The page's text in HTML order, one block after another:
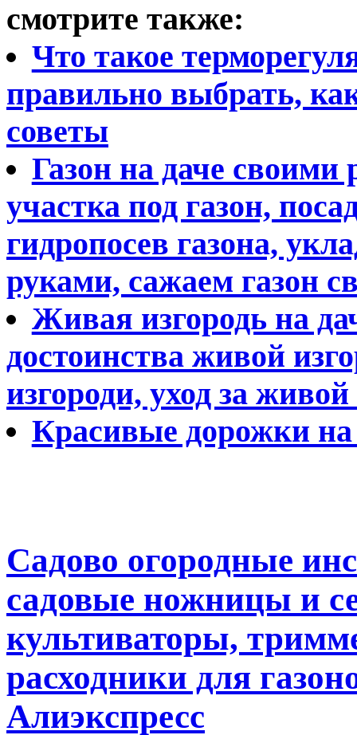
смотрите также:
Что такое
правильно выбрать,
советы
Газон на даче
участка под газон,
гидропосев газона,
руками, сажаем газон
Живая изгородь на
достоинства живой
изгороди, уход за
Красивые дорожки
Садово огородные
садовые ножницы и
культиваторы,
расходники для
Алиэкспресс